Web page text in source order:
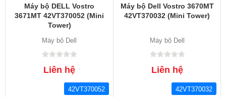
Máy bộ DELL Vostro
3671MT 42VT370052 (Mini
Tower)
Máy bộ Dell
Liên hệ
42VT370052
Máy bộ Dell Vostro 3670MT
42VT370032 (Mini Tower)
Máy bộ Dell
Liên hệ
42VT370032